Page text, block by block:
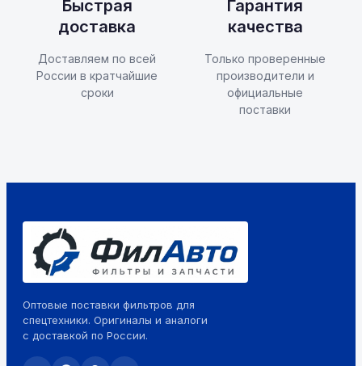
Быстрая
доставка
Доставляем по всей
России в кратчайшие
сроки
Гарантия
качества
Только проверенные
производители и
официальные
поставки
Оптовые поставки фильтров для
спецтехники. Оригиналы и аналоги
с доставкой по России.